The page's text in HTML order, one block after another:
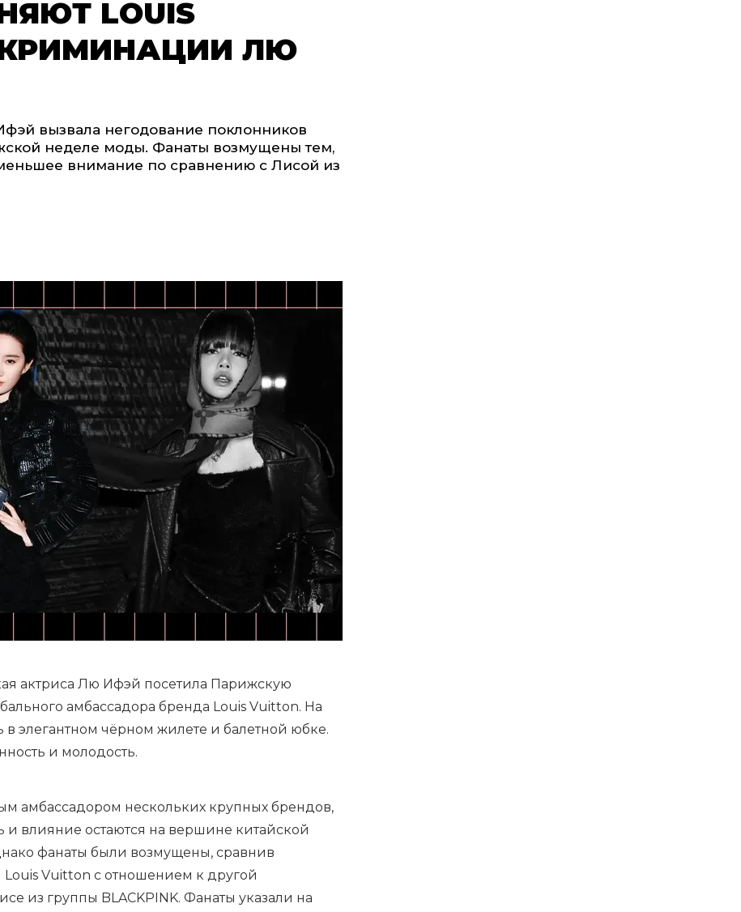
LOUIS
ЛЮ
вызвала негодование поклонников
неделе моды. Фанаты возмущены тем,
внимание по сравнению с Лисой из
актриса Лю Ифэй посетила Парижскую
амбассадора бренда Louis Vuitton. На
элегантном чёрном жилете и балетной юбке.
и молодость.
амбассадором нескольких крупных брендов,
и влияние остаются на вершине китайской
фанаты были возмущены, сравнив
Vuitton с отношением к другой
из группы BLACKPINK. Фанаты указали на